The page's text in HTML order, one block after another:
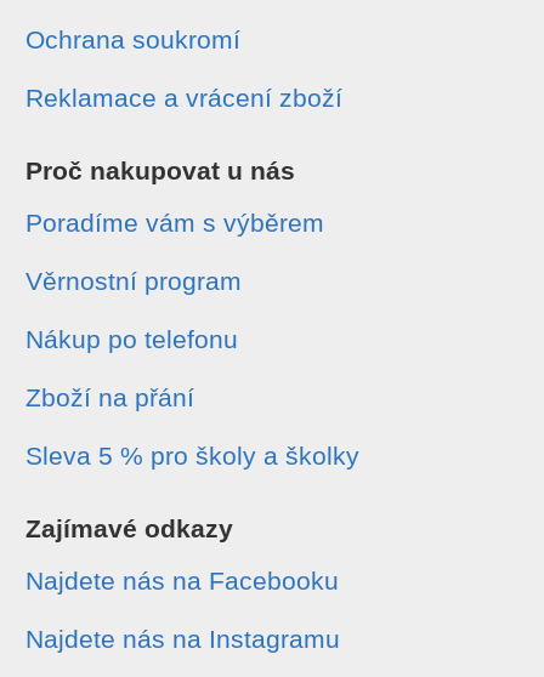
Ochrana soukromí
Reklamace a vrácení zboží
Proč nakupovat u nás
Poradíme vám s výběrem
Věrnostní program
Nákup po telefonu
Zboží na přání
Sleva 5 % pro školy a školky
Zajímavé odkazy
Najdete nás na Facebooku
Najdete nás na Instagramu